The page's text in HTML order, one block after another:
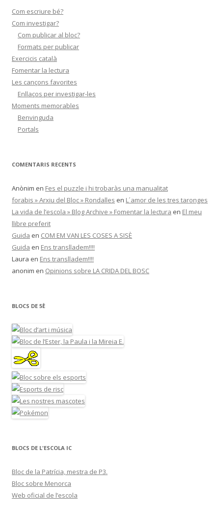
Com escriure bé?
Com investigar?
Com publicar al bloc?
Formats per publicar
Exercicis català
Fomentar la lectura
Les cançons favorites
Enllaços per investigar-les
Moments memorables
Benvinguda
Portals
COMENTARIS RECENTS
Anònim en Fes el puzzle i hi trobaràs una manualitat
forabis » Arxiu del Bloc » Rondalles en L´amor de les tres taronges
La vida de l’escola » Blog Archive » Fomentar la lectura en El meu
llibre preferit
Guida en COM EM VAN LES COSES A SISÈ
Guida en Ens translladem!!!!
Laura en Ens translladem!!!!
anonim en Opinions sobre LA CRIDA DEL BOSC
BLOCS DE 5È
BLOCS DE L'ESCOLA IC
Bloc de la Patrícia, mestra de P3.
Bloc sobre Menorca
Web oficial de l’escola